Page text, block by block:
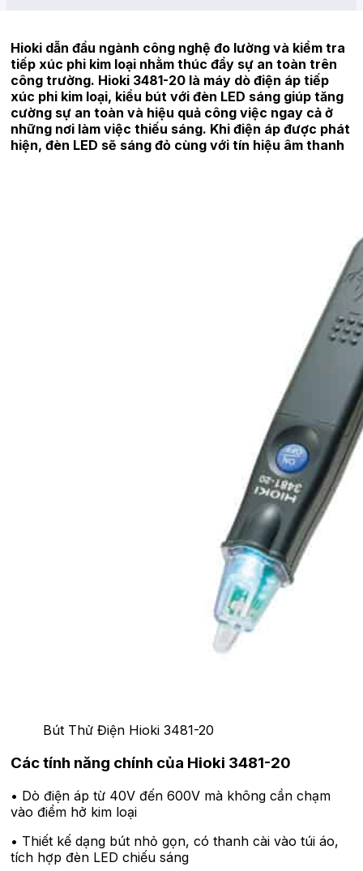
Hioki dẫn đầu ngành công nghệ đo lường và kiểm tra
tiếp xúc phi kim loại nhằm thúc đẩy sự an toàn trên
công trường. Hioki 3481-20 là máy dò điện áp tiếp
xúc phi kim loại, kiểu bút với đèn LED sáng giúp tăng
cường sự an toàn và hiệu quả công việc ngay cả ở
những nơi làm việc thiếu sáng. Khi điện áp được phát
hiện, đèn LED sẽ sáng đỏ cùng với tín hiệu âm thanh
Bút Thử Điện Hioki 3481-20
Các tính năng chính của Hioki 3481-20
• Dò điện áp từ 40V đến 600V mà không cần chạm
vào điểm hở kim loại
• Thiết kế dạng bút nhỏ gọn, có thanh cài vào túi áo,
tích hợp đèn LED chiếu sáng